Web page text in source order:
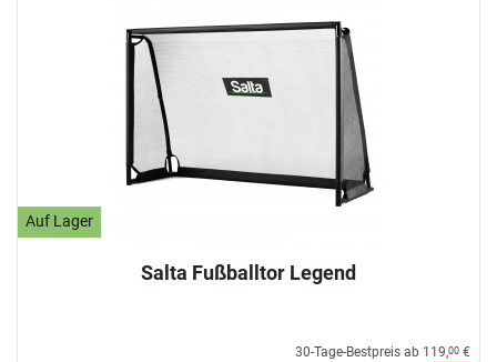
Auf Lager
Salta Fußballtor Legend
30-Tage-Bestpreis ab 119,00 €